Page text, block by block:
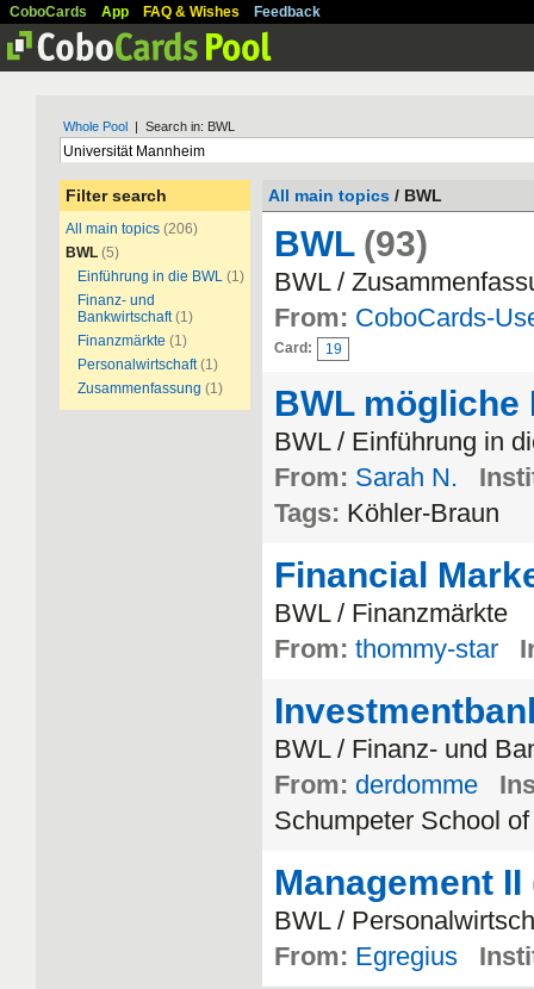
CoboCards App FAQ & Wishes Feedback
Whole Pool | Search in: BWL
Filter search
All main topics (206)
BWL (5)
Einführung in die BWL (1)
Finanz- und
Bankwirtschaft (1)
Finanzmärkte (1)
Personalwirtschaft (1)
Zusammenfassung (1)
All main topics / BWL
BWL (93)
BWL /
From: CoboCards-
Card: 19
BWL
BWL / Einführung in
From: Sarah N.
Tags: Köhler-Braun
Financial
BWL / Finanzmärkte
From: thommy-star
BWL / Finanz- und
From: derdomme
Schumpeter School
Management II
BWL /
From: Egregius